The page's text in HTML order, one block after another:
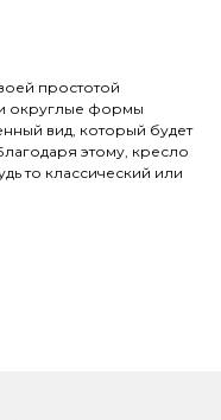
простотой
округлые формы
вид, который будет
этому, кресло
то классический или